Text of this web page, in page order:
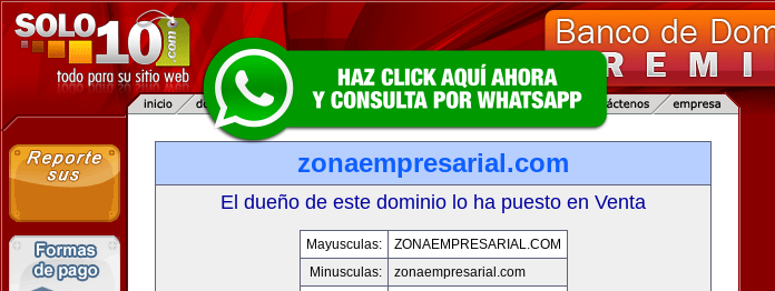
zonaempresarial.com
El dueño de este dominio lo ha puesto en Venta
Mayusculas:
ZONAEMPRESARIAL.COM
Minusculas:
zonaempresarial.com